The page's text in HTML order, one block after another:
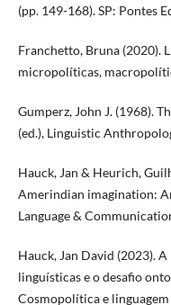
(pp. 149-168). SP: Pontes
Franchetto, Bruna (2020).
micropolíticas,
Gumperz, John J. (1968).
(ed.), Linguistic
Hauck, Jan & Heurich,
Amerindian imagination:
Language &
Hauck, Jan David (2023).
linguísticas e o desafio
Cosmopolítica e